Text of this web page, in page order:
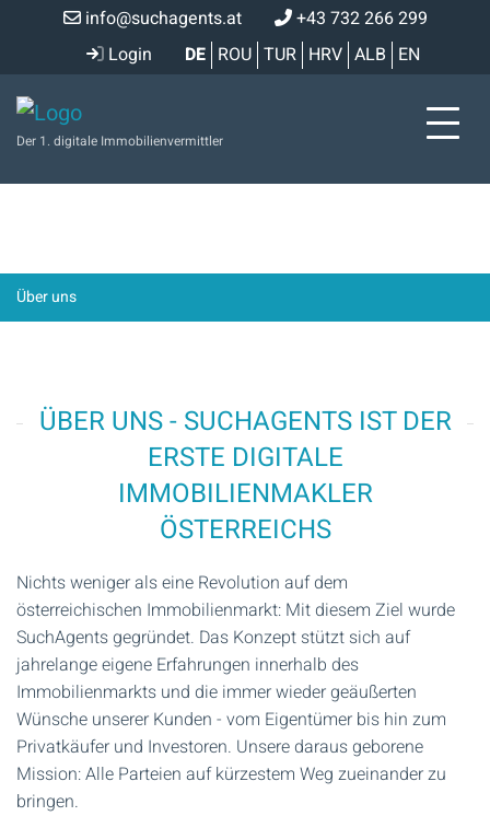
info@suchagents.at
+43 732 266 299
Login
DE ROU TUR HRV ALB EN
Der 1. digitale Immobilienvermittler
Über uns
ÜBER UNS - SUCHAGENTS IST DER
ERSTE DIGITALE
IMMOBILIENMAKLER
ÖSTERREICHS
Nichts weniger als eine Revolution auf dem
österreichischen Immobilienmarkt: Mit diesem Ziel wurde
SuchAgents gegründet. Das Konzept stützt sich auf
jahrelange eigene Erfahrungen innerhalb des
Immobilienmarkts und die immer wieder geäußerten
Wünsche unserer Kunden - vom Eigentümer bis hin zum
Privatkäufer und Investoren. Unsere daraus geborene
Mission: Alle Parteien auf kürzestem Weg zueinander zu
bringen.